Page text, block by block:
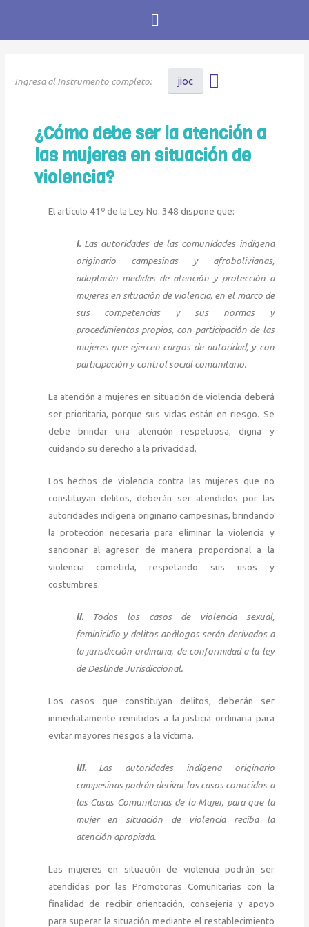
jioc
¿Cómo debe ser la atención a
las mujeres en situación de
violencia?
El artículo 41º de la Ley No. 348 dispone que:
I.Las autoridades de las comunidades indígena
originario campesinas y afrobolivianas,
adoptarán medidas de atención y protección a
mujeres en situación de violencia, en el marco de
sus competencias y sus normas y
procedimientos propios, con participación de las
mujeres que ejercen cargos de autoridad, y con
participación y control social comunitario.
La atención a mujeres en situación de violencia deberá
ser prioritaria, porque sus vidas están en riesgo. Se
debe brindar una atención respetuosa, digna y
cuidando su derecho a la privacidad.
Los hechos de violencia contra las mujeres que no
constituyan delitos, deberán ser atendidos por las
autoridades indígena originario campesinas, brindando
la protección necesaria para eliminar la violencia y
sancionar al agresor de manera proporcional a la
violencia cometida, respetando sus usos y
costumbres.
II.Todos los casos de violencia sexual,
feminicidio y delitos análogos serán derivados a
la jurisdicción ordinaria, de conformidad a la ley
de Deslinde Jurisdiccional.
Los casos que constituyan delitos, deberán ser
inmediatamente remitidos a la justicia ordinaria para
evitar mayores riesgos a la víctima.
III.Las autoridades indígena originario
campesinas podrán derivar los casos conocidos a
las Casas Comunitarias de la Mujer, para que la
mujer en situación de violencia reciba la
atención apropiada.
Las mujeres en situación de violencia podrán ser
atendidas por las Promotoras Comunitarias con la
finalidad de recibir orientación, consejería y apoyo
para superar la situación mediante el restablecimiento